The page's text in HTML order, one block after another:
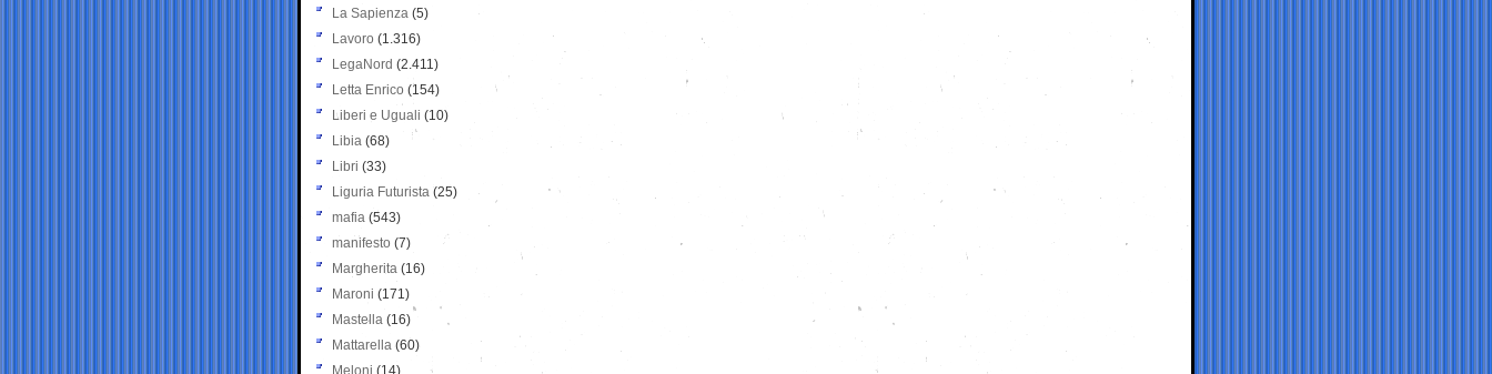
La Sapienza (5)
Lavoro (1.316)
LegaNord (2.411)
Letta Enrico (154)
Liberi e Uguali (10)
Libia (68)
Libri (33)
Liguria Futurista (25)
mafia (543)
manifesto (7)
Margherita (16)
Maroni (171)
Mastella (16)
Mattarella (60)
Meloni (14)